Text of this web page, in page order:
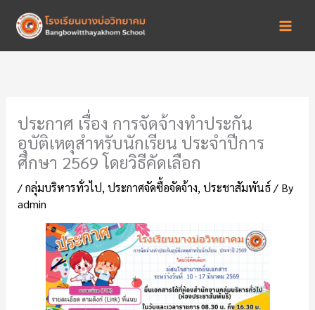
content
ประกาศ เรื่อง การจัดจ้างทำประกัน
อุบัติเหตุสำหรับนักเรียน ประจำปีการ
ศึกษา 2569 โดยวิธีคัดเลือก
/กลุ่มบริหารทั่วไป,ประกาศจัดซื้อจัดจ้าง,ประชาสัมพันธ์/ By
admin